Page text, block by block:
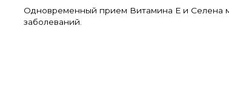
Одновременный прием Витамина Е и Селена
заболеваний.